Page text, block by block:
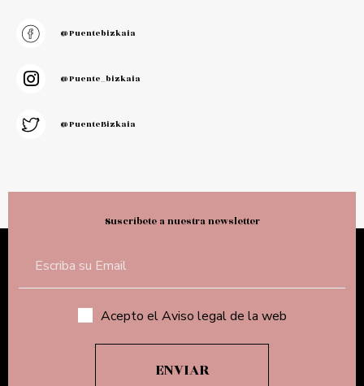
@puentebizkaia
@puente_bizkaia
@PuenteBizkaia
Suscríbete a nuestra newsletter
Acepto el Aviso legal de la web